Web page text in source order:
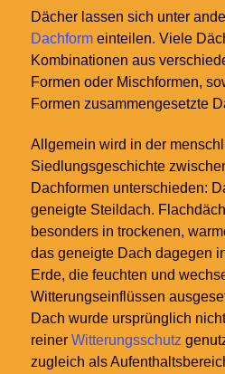
Dächer lassen sich unter
Dachform einteilen. Viele
Kombinationen aus
Formen oder Mischformen,
Formen zusammengesetzte
Allgemein wird in der
Siedlungsgeschichte
Dachformen unterschieden:
geneigte Steildach.
besonders in trockenen,
das geneigte Dach dagegen
Erde, die feuchten und
Witterungseinflüssen
Dach wurde ursprünglich
reiner Witterungsschutz
zugleich als